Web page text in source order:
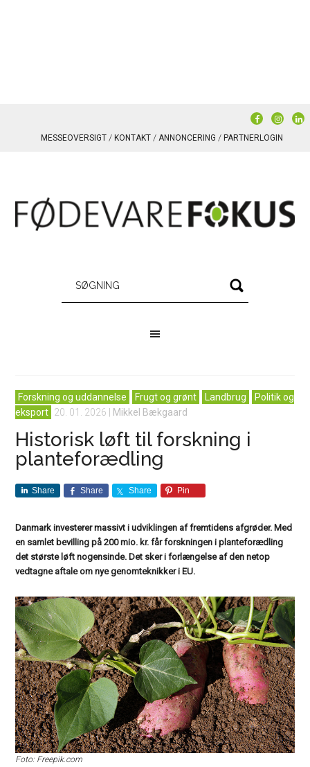
MESSEOVERSIGT KONTAKT ANNONCERING PARTNERLOGIN
Forskning og uddannelse Frugt og grønt Landbrug
Politik og
eksport 20. 01. 2026 Mikkel Bækgaard
Historisk løft til forskning i
planteforædling
Share Share Share Pin
Danmark investerer massivt i udviklingen af fremtidens afgrøder. Med
en samlet bevilling på 200 mio. kr. får forskningen i planteforædling
det største løft nogensinde. Det sker i forlængelse af den netop
vedtagne aftale om nye genomteknikker i EU.
Foto: Freepik.com